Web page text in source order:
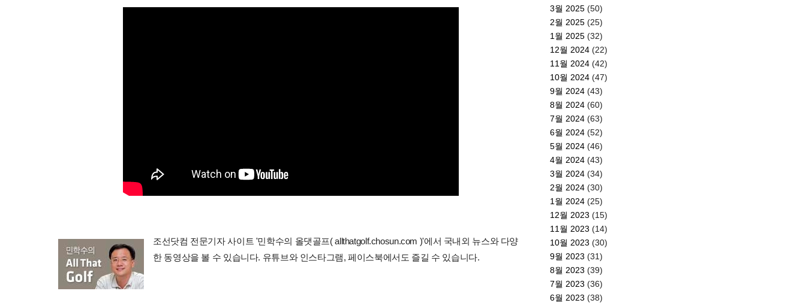
조선닷컴 전문기자 사이트 '민학수의 올댓골프( allthatgolf.chosun.com )'에서 국내외 뉴스와 다양
한 동영상을 볼 수 있습니다. 유튜브와 인스타그램, 페이스북에서도 즐길 수 있습니다.
3월 2025 (50)
2월 2025 (25)
1월 2025 (32)
12월 2024 (22)
11월 2024 (42)
10월 2024 (47)
9월 2024 (43)
8월 2024 (60)
7월 2024 (63)
6월 2024 (52)
5월 2024 (46)
4월 2024 (43)
3월 2024 (34)
2월 2024 (30)
1월 2024 (25)
12월 2023 (15)
11월 2023 (14)
10월 2023 (30)
9월 2023 (31)
8월 2023 (39)
7월 2023 (36)
6월 2023 (38)